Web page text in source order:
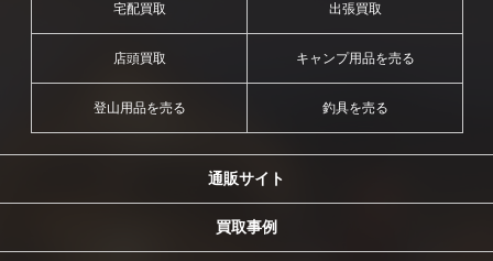
宅配買取 出張買取
店頭買取 キャンプ用品を売る
登山用品を売る 釣具を売る
通販サイト
買取事例